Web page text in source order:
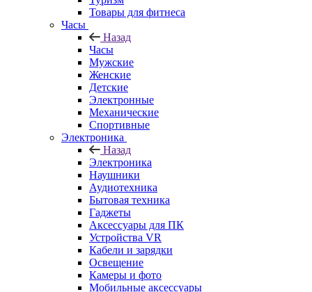
Товары для фитнеса
Часы
Назад
Часы
Мужские
Женские
Детские
Электронные
Механические
Спортивные
Электроника
Назад
Электроника
Наушники
Аудиотехника
Бытовая техника
Гаджеты
Аксессуары для ПК
Устройства VR
Кабели и зарядки
Освещение
Камеры и фото
Мобильные аксессуары